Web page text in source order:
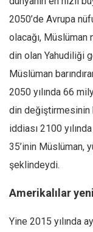
2050’de Avrupa
olacağı, Müslüman
din olan Yahudiliği
Müslüman
2050 yılında 66
din değiştirmesinin
iddiası 2100
35’inin Müslüman,
şeklindeydi.
Amerikalılar
Yine 2015 yılında